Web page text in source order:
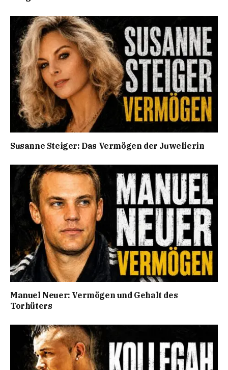
Susanne Steiger: Das Vermögen der Juwelierin
Manuel Neuer: Vermögen und Gehalt des
Torhüters